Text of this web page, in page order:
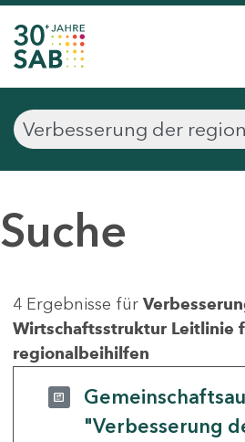
Suche
4 Ergebnisse für
Wirtschaftsstruktur Leitlinie
regionalbeihilfen
"Verbesserung